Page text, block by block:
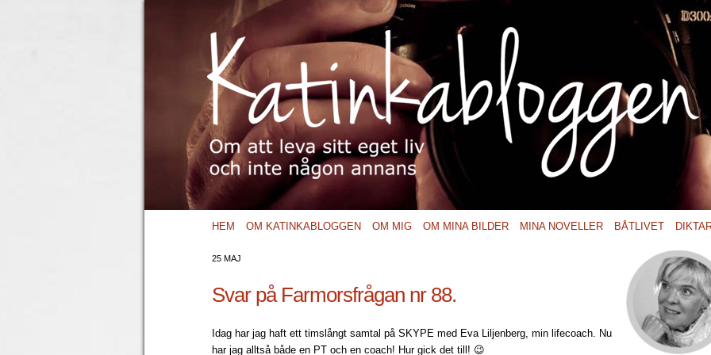
HEM OM KATINKABLOGGEN OM MIG OM MINA BILDER MINA NOVELLER BÅTLIVET
25 MAJ
Svar på Farmorsfrågan nr 88.
Idag har jag haft ett timslångt samtal på SKYPE med Eva Liljenberg, min lifecoach. Nu
har jag alltså både en PT och en coach! Hur gick det till! 😉